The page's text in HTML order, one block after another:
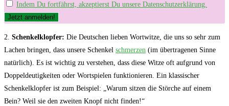
Indem Du fortfährst, akzeptierst Du unsere Datenschutzerklärung.
2. Schenkelklopfer: Die Deutschen ⁣lieben Wortwitze, die uns‍ so sehr​ zum
Lachen bringen, dass unsere ⁢Schenkel schmerzen (im übertragenen Sinne⁤
natürlich). Es ist wichtig zu verstehen, dass diese Witze oft aufgrund von
Doppeldeutigkeiten oder Wortspielen funktionieren. Ein klassischer
⁣Schenkelklopfer ist zum Beispiel: „Warum sitzen die‌ Störche auf einem
Bein? Weil sie den zweiten Knopf nicht finden!“